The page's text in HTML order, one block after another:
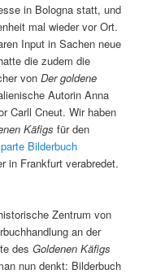
in Bologna statt, und
mal wieder vor Ort.
Input in Sachen neue
die zudem die
vonDer goldene
Autorin Anna
Carll Cneut. Wir haben
Käfigs für den
Bilderbuch
in Frankfurt verabredet.
Zentrum von
an der
desGoldenen Käfigs
nun denkt: Bilderbuch